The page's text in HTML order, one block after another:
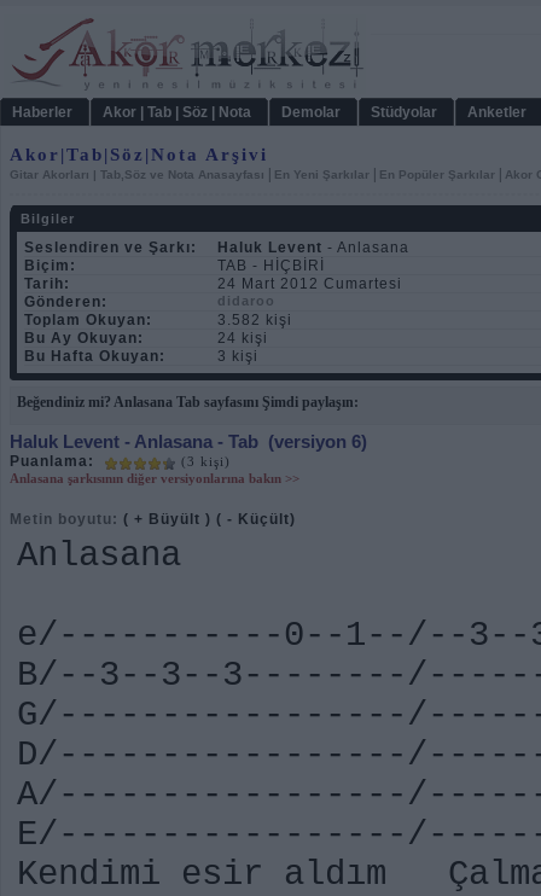
Haberler Akor | Tab | Söz | Nota Demolar Stüdyolar Anketler
Akor|Tab|Söz|Nota Arşivi
Gitar Akorları | Tab,Söz ve Nota Anasayfası En Yeni Şarkılar En Popüler Şarkılar Akor
Bilgiler
Seslendiren ve Şarkı: Haluk Levent - Anlasana
Biçim:
TAB - HİÇBİRİ
Tarih:
24 Mart 2012 Cumartesi
Gönderen:
didaroo
Toplam Okuyan:
3.582 kişi
Bu Ay Okuyan:
24 kişi
Bu Hafta Okuyan:
3 kişi
Beğendiniz mi? Anlasana Tab sayfasını Şimdi paylaşın:
Haluk Levent - Anlasana - Tab (versiyon 6)
Puanlama:
(3 kişi)
Anlasana şarkısının diğer versiyonlarına bakın >>
Metin boyutu: ( + Büyült ) ( - Küçült)
Anlasana
e/-----------0--1--/--3--
B/--3--3--
Kendimi esir aldım